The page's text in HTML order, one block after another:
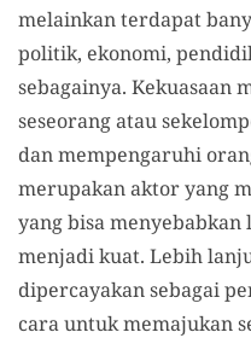
melainkan terdapat
politik, ekonomi,
sebagainya. Kekuasaan
seseorang atau
dan mempengaruhi
merupakan aktor yang
yang bisa
menjadi kuat. Lebih
dipercayakan sebagai
cara untuk memajukan